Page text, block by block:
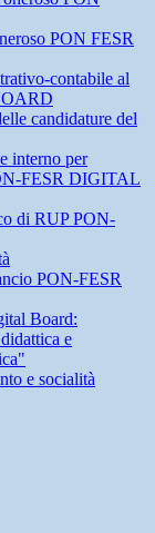
PON FESR
contabile al
candidature del
interno per
FESR DIGITAL
di RUP PON-
PON-FESR
Board:
e
e socialità